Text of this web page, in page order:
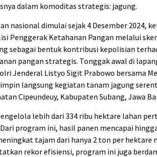
dalam komoditas strategis: jagung.
nasional dimulai sejak 4 Desember 2024,
Penggerak Ketahanan Pangan melalui
sebagai bentuk kontribusi kepolisian
pangan strategis. Tonggak awal di
Jenderal Listyo Sigit Prabowo bersama
langsung kegiatan tanam jagung
Cipeundeuy, Kabupaten Subang, Jawa
lebih dari 334 ribu hektare lahan
program ini, hasil panen mencapai
tajam dari hanya 2 ton per hektare
rekor efisiensi, program ini juga